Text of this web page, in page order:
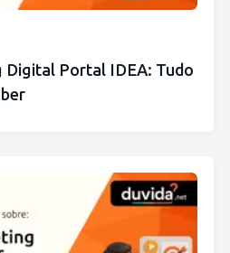
Digital Portal IDEA: Tudo